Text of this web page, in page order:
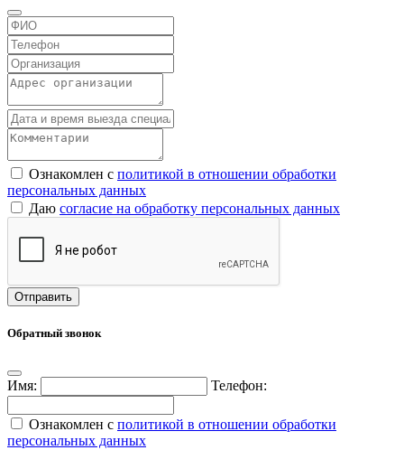
Ознакомлен с политикой в отношении обработки
персональных данных
Даю согласие на обработку персональных данных
Обратный звонок
Имя: Телефон:
Ознакомлен с политикой в отношении обработки
персональных данных